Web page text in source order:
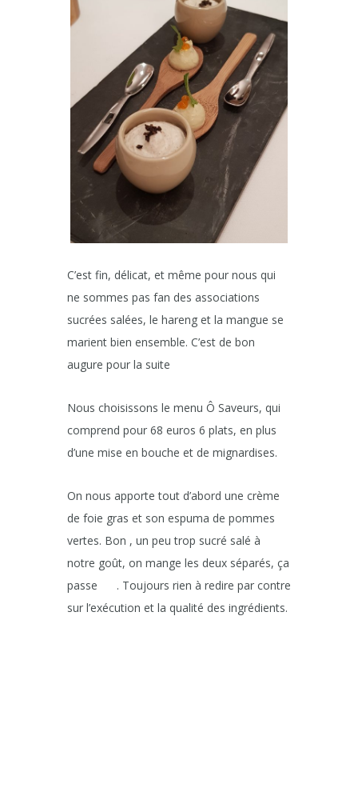
C’est fin, délicat, et même pour nous qui
ne sommes pas fan des associations
sucrées salées, le hareng et la mangue se
marient bien ensemble. C’est de bon
augure pour la suite
Nous choisissons le menu Ô Saveurs, qui
comprend pour 68 euros 6 plats, en plus
d’une mise en bouche et de mignardises.
On nous apporte tout d’abord une crème
de foie gras et son espuma de pommes
vertes. Bon , un peu trop sucré salé à
notre goût, on mange les deux séparés, ça
passe
. Toujours rien à redire par contre
sur l’exécution et la qualité des ingrédients.